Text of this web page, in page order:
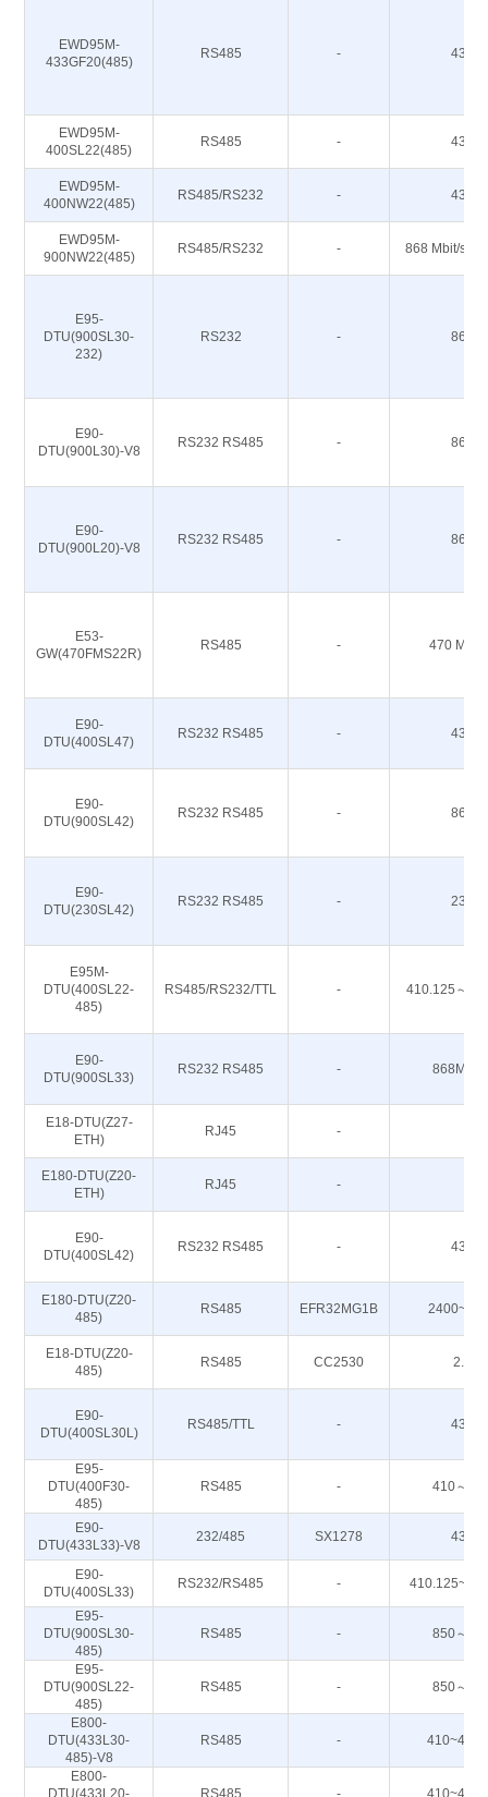
EWD95M-
433GF20(485)
RS485 - 433M
EWD95M-
400SL22(485)
RS485 - 433M
EWD95M-
400NW22(485)
RS485/RS232 - 433M
EWD95M-
900NW22(485)
RS485/RS232 - 868 Mbit/s
E95-
DTU(900SL30-
232)
RS232 - 868M
E90-
DTU(900L30)-V8
RS232 RS485 - 868M
E90-
DTU(900L20)-V8
RS232 RS485 - 868M
E53-
GW(470FMS22R)
RS485 - 470 M
E90-
DTU(400SL47)
RS232 RS485 - 433M
E90-
DTU(900SL42)
RS232 RS485 - 868M
E90-
DTU(230SL42)
RS232 RS485 - 230M
E95M-
DTU(400SL22-
485)
RS485/RS232/TTL - 410.125～
E90-
DTU(900SL33)
RS232 RS485 - 868M
E18-DTU(Z27-
ETH)
RJ45 -
E180-DTU(Z20-
ETH)
RJ45 -
E90-
DTU(400SL42)
RS232 RS485 - 433M
E180-DTU(Z20-
485)
RS485 EFR32MG1B
E18-DTU(Z20-
485)
RS485 CC2530 2.4G
E90-
DTU(400SL30L)
RS485/TTL - 433M
E95-
DTU(400F30-
485)
RS485 - 410～
E90-
DTU(433L33)-V8
232/485 SX1278 433M
E90-
DTU(400SL33)
RS232/RS485 -
E95-
DTU(900SL30-
485)
RS485 - 850～
E95-
DTU(900SL22-
485)
RS485 - 850～
E800-
DTU(433L30-
485)-V8
RS485 -
E800-
DTU(433L20-
RS485 -